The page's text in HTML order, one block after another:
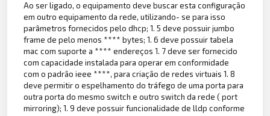
Ao ser ligado, o equipamento deve buscar esta configuração
em outro equipamento da rede, utilizando- se para isso
parâmetros fornecidos pelo dhcp; 1. 5 deve possuir jumbo
frame de pelo menos **** bytes; 1. 6 deve possuir tabela
mac com suporte a **** endereços 1. 7 deve ser fornecido
com capacidade instalada para operar em conformidade
com o padrão ieee ****, para criação de redes virtuais 1. 8
deve permitir o espelhamento do tráfego de uma porta para
outra porta do mesmo switch e outro switch da rede ( port
mirroring); 1. 9 deve possuir funcionalidade de lldp conforme